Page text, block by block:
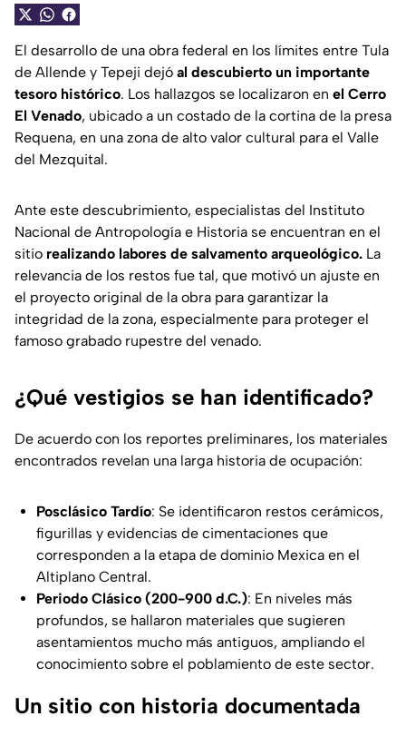
El desarrollo de una obra federal en los límites entre Tula
de Allende y Tepeji dejó al descubierto un importante
tesoro histórico. Los hallazgos se localizaron en el Cerro
El Venado, ubicado a un costado de la cortina de la presa
Requena, en una zona de alto valor cultural para el Valle
del Mezquital.
Ante este descubrimiento, especialistas del Instituto
Nacional de Antropología e Historia se encuentran en el
sitio realizando labores de salvamento arqueológico. La
relevancia de los restos fue tal, que motivó un ajuste en
el proyecto original de la obra para garantizar la
integridad de la zona, especialmente para proteger el
famoso grabado rupestre del venado.
¿Qué vestigios se han identificado?
De acuerdo con los reportes preliminares, los materiales
encontrados revelan una larga historia de ocupación:
Posclásico Tardío: Se identificaron restos cerámicos,
figurillas y evidencias de cimentaciones que
corresponden a la etapa de dominio Mexica en el
Altiplano Central.
Periodo Clásico (200-900 d.C.): En niveles más
profundos, se hallaron materiales que sugieren
asentamientos mucho más antiguos, ampliando el
conocimiento sobre el poblamiento de este sector.
Un sitio con historia documentada